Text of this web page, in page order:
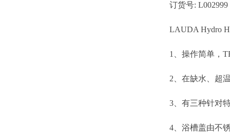
订货号: L002999
LAUDA Hydro
1、操作简单，
2、在缺水、超
3、有三种针对
4、浴槽盖由不